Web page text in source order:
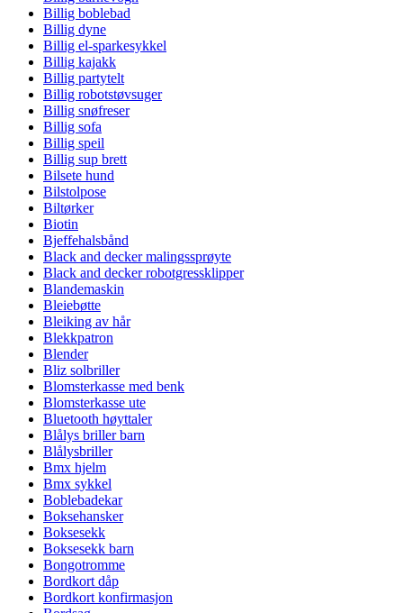
Billig boblebad
Billig dyne
Billig el-sparkesykkel
Billig kajakk
Billig partytelt
Billig robotstøvsuger
Billig snøfreser
Billig sofa
Billig speil
Billig sup brett
Bilsete hund
Bilstolpose
Biltørker
Biotin
Bjeffehalsbånd
Black and decker malingssprøyte
Black and decker robotgressklipper
Blandemaskin
Bleiebøtte
Bleiking av hår
Blekkpatron
Blender
Bliz solbriller
Blomsterkasse med benk
Blomsterkasse ute
Bluetooth høyttaler
Blålys briller barn
Blålysbriller
Bmx hjelm
Bmx sykkel
Boblebadekar
Boksehansker
Boksesekk
Boksesekk barn
Bongotromme
Bordkort dåp
Bordkort konfirmasjon